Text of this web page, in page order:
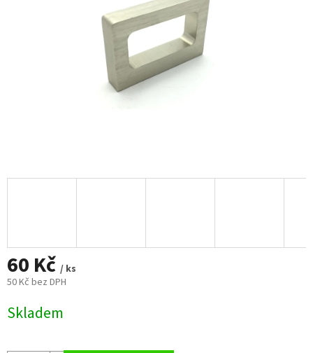
60 Kč / ks
50 Kč bez DPH
cena:
Skladem